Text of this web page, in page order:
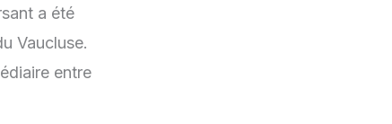
a été
Vaucluse.
entre